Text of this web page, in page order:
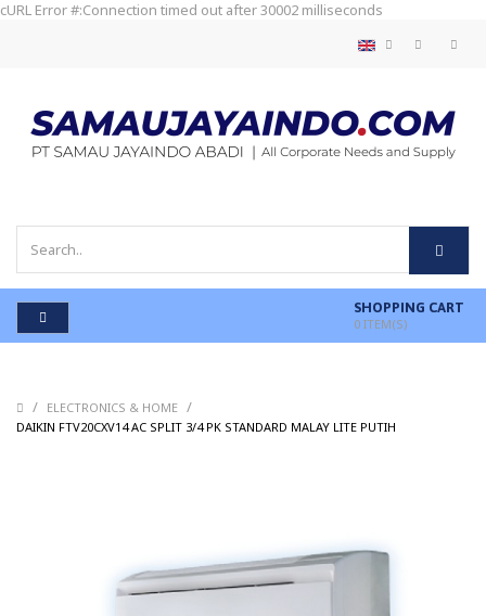
cURL Error #:Connection timed out after 30002 milliseconds
SHOPPING CART
0 ITEM(S)
/ ELECTRONICS & HOME /
DAIKIN FTV20CXV14 AC SPLIT 3/4 PK STANDARD MALAY LITE PUTIH